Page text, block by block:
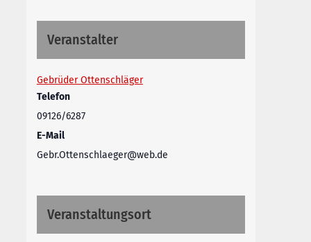
Veranstalter
Gebrüder Ottenschläger
Telefon
09126/6287
E-Mail
Gebr.Ottenschlaeger@web.de
Veranstaltungsort